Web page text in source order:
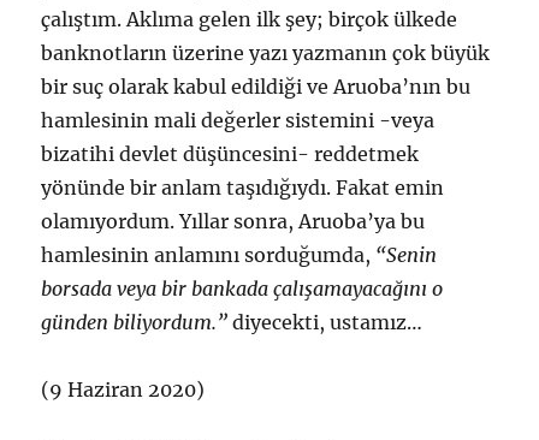
çalıştım. Aklıma gelen ilk şey; birçok ülkede
banknotların üzerine yazı yazmanın çok büyük
bir suç olarak kabul edildiği ve Aruoba’nın bu
hamlesinin mali değerler sistemini -veya
bizatihi devlet düşüncesini- reddetmek
yönünde bir anlam taşıdığıydı. Fakat emin
olamıyordum. Yıllar sonra, Aruoba’ya bu
hamlesinin anlamını sorduğumda, “Senin
borsada veya bir bankada çalışamayacağını o
günden biliyordum.” diyecekti, ustamız…
(9 Haziran 2020)